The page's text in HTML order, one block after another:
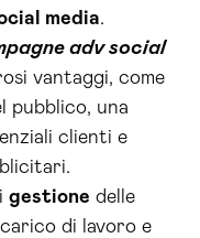
media.
adv social
vantaggi, come
pubblico, una
clienti e
gestione delle
di lavoro e